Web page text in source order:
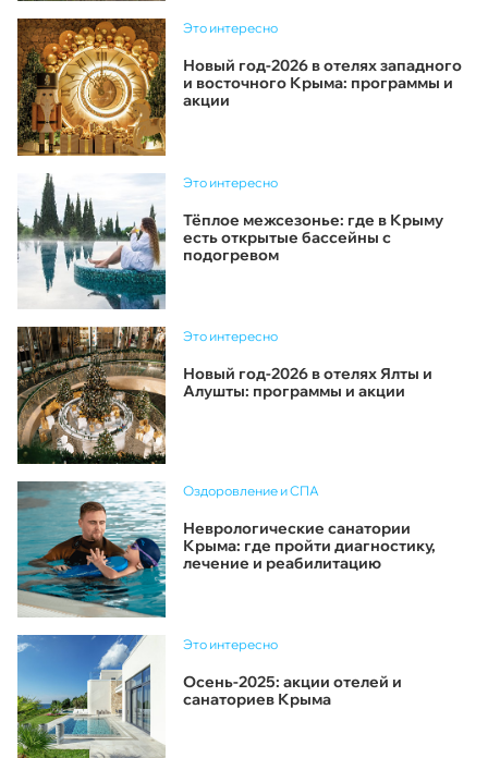
Это интересно
Новый год-2026 в отелях западного
и восточного Крыма: программы и
акции
Это интересно
Тёплое межсезонье: где в Крыму
есть открытые бассейны с
подогревом
Это интересно
Новый год-2026 в отелях Ялты и
Алушты: программы и акции
Оздоровление и СПА
Неврологические санатории
Крыма: где пройти диагностику,
лечение и реабилитацию
Это интересно
Осень-2025: акции отелей и
санаториев Крыма